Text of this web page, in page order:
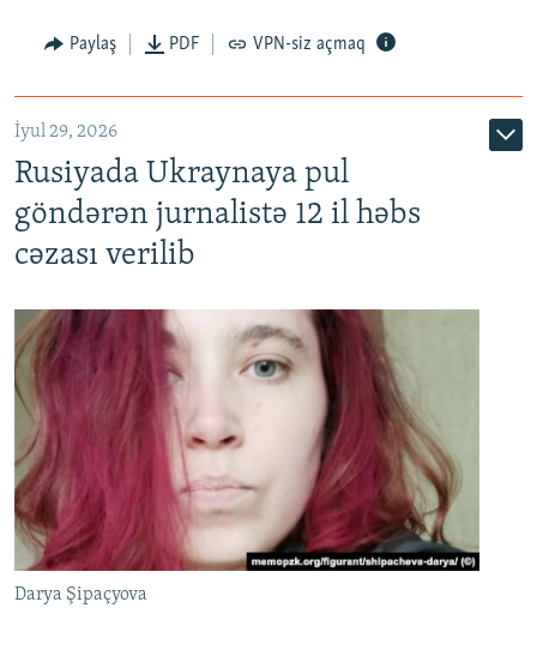
Paylaş PDF VPN-siz açmaq
İyul 29, 2026
Rusiyada Ukraynaya pul
göndərən jurnalistə 12 il həbs
cəzası verilib
Darya Şipaçyova